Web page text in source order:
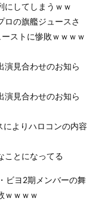
にしてしまうｗｗ
ロの旗艦ジュースさ
ストに惨敗ｗｗｗｗ
演見合わせのお知ら
演見合わせのお知ら
によりハロコンの内容
ことになってる
ビヨ2期メンバーの舞
ｗｗｗｗ